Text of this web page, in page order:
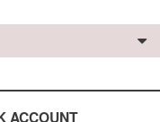
ACCOUNT